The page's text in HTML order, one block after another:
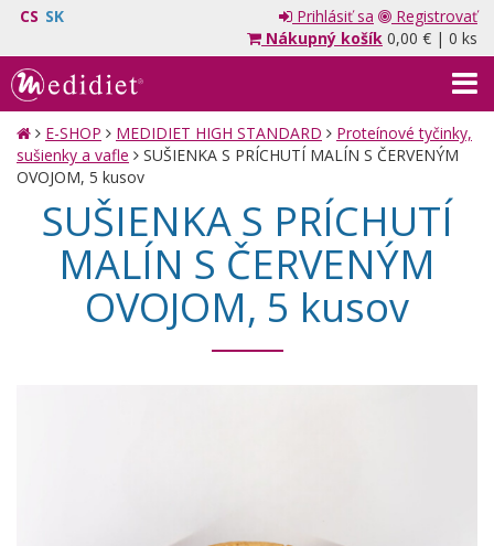
CS SK Prihlásiť sa
Registrovať
Nákupný košík 0,00 €| 0 ks
E-SHOP MEDIDIET HIGH STANDARD
Proteínové tyčinky,
sušienky a vafle
SUŠIENKA S PRÍCHUTÍ MALÍN S ČERVENÝM
OVOJOM, 5 kusov
SUŠIENKA S PRÍCHUTÍ
MALÍN S ČERVENÝM
OVOJOM, 5 kusov